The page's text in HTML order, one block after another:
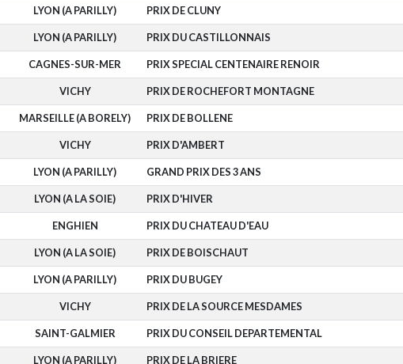
LYON (A PARILLY) PRIX DE CLUNY
LYON (A PARILLY) PRIX DU CASTILLONNAIS
CAGNES-SUR-MER PRIX SPECIAL CENTENAIRE RENOIR
VICHY PRIX DE ROCHEFORT MONTAGNE
MARSEILLE (A BORELY) PRIX DE BOLLENE
VICHY PRIX D'AMBERT
LYON (A PARILLY) GRAND PRIX DES 3 ANS
LYON (A LA SOIE) PRIX D'HIVER
ENGHIEN PRIX DU CHATEAU D'EAU
LYON (A LA SOIE) PRIX DE BOISCHAUT
LYON (A PARILLY) PRIX DU BUGEY
VICHY PRIX DE LA SOURCE MESDAMES
SAINT-GALMIER PRIX DU CONSEIL DEPARTEMENTAL
LYON (A PARILLY) PRIX DE LA BRIERE